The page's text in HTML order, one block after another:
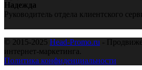
Надежда
Руководитель отдела клиентского
© 2015-2025 Head-Promo.ru -
интернет-маркетинга.
Политика конфиденциальности